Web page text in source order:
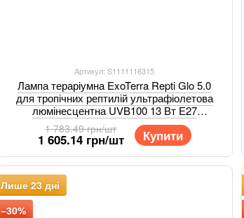
Артикул: S1111116315
Лампа тераріумна ExoTerra Repti Glo 5.0
для тропічних рептилій ультрафіолетова
люмінесцентна UVB100 13 Вт Е27
(015561221863)
1 783.49 грн/шт
1 605.14 грн/шт Купити
Лише 23 дні
−30%